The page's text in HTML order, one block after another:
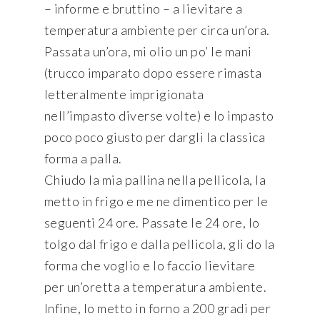
– informe e bruttino – a lievitare a
temperatura ambiente per circa un’ora.
Passata un’ora, mi olio un po’ le mani
(trucco imparato dopo essere rimasta
letteralmente imprigionata
nell’impasto diverse volte) e lo impasto
poco poco giusto per dargli la classica
forma a palla.
Chiudo la mia pallina nella pellicola, la
metto in frigo e me ne dimentico per le
seguenti 24 ore. Passate le 24 ore, lo
tolgo dal frigo e dalla pellicola, gli do la
forma che voglio e lo faccio lievitare
per un’oretta a temperatura ambiente.
Infine, lo metto in forno a 200 gradi per